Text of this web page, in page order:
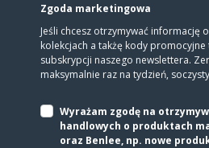
Zgoda marketingowa
Jeśli chcesz otrzymywać informację
kolekcjach a takżę kody
subskrypcji naszego newslettera.
maksymalnie raz na tydzień,
Wyrażam zgodę na
handlowych o produktach
oraz Benlee, np. nowe